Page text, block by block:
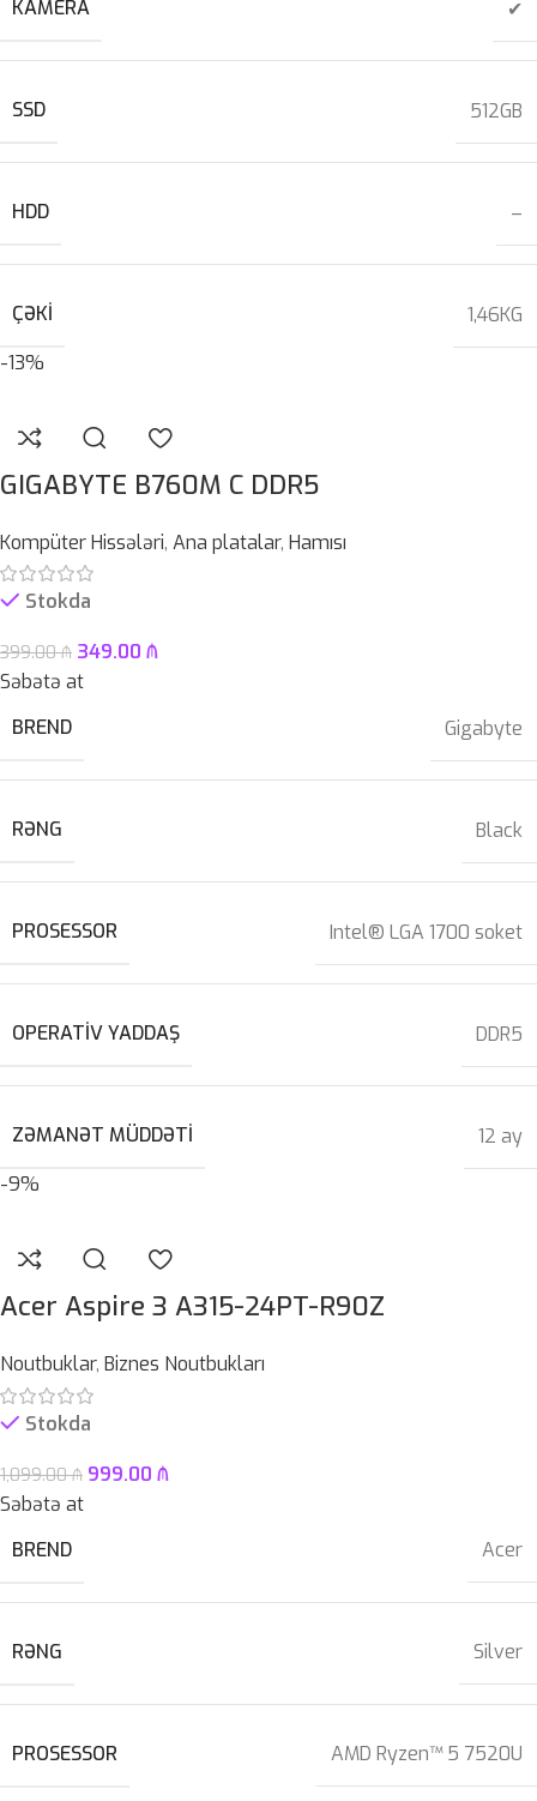
KAMERA ✔
SSD 512GB
HDD –
ÇƏKI
1,46KG
-13%
GIGABYTE B760M C DDR5
Kompüter Hissələri, Ana platalar, Hamısı
Stokda
399.00₼ 349.00 ₼
Səbətə at
BREND
Gigabyte
RƏNG Black
PROSESSOR Intel® LGA 1700 soket
OPERATIV YADDAŞ DDR5
ZƏMANƏT MÜDDƏTI
12 ay
-9%
Acer Aspire 3 A315-24PT-R90Z
Noutbuklar, Biznes Noutbukları
Stokda
1,099.00₼ 999.00 ₼
Səbətə at
BREND
Acer
RƏNG Silver
PROSESSOR AMD Ryzen™ 5 7520U